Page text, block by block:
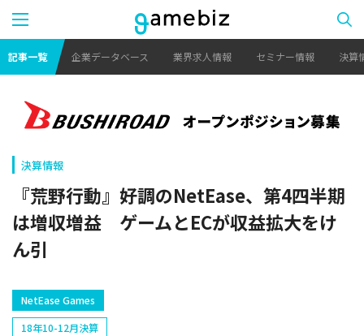
記事一覧 企業データベース 業界求人情報 セミナー情報 決算
決算情報
『荒野行動』好調のNetEase、第4四半期
は増収増益 ゲームとECが収益拡大をけ
ん引
NetEase Games
18年10-12月決算